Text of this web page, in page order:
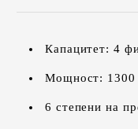
Капацитет: 4
Мощност: 1300
6 степени на